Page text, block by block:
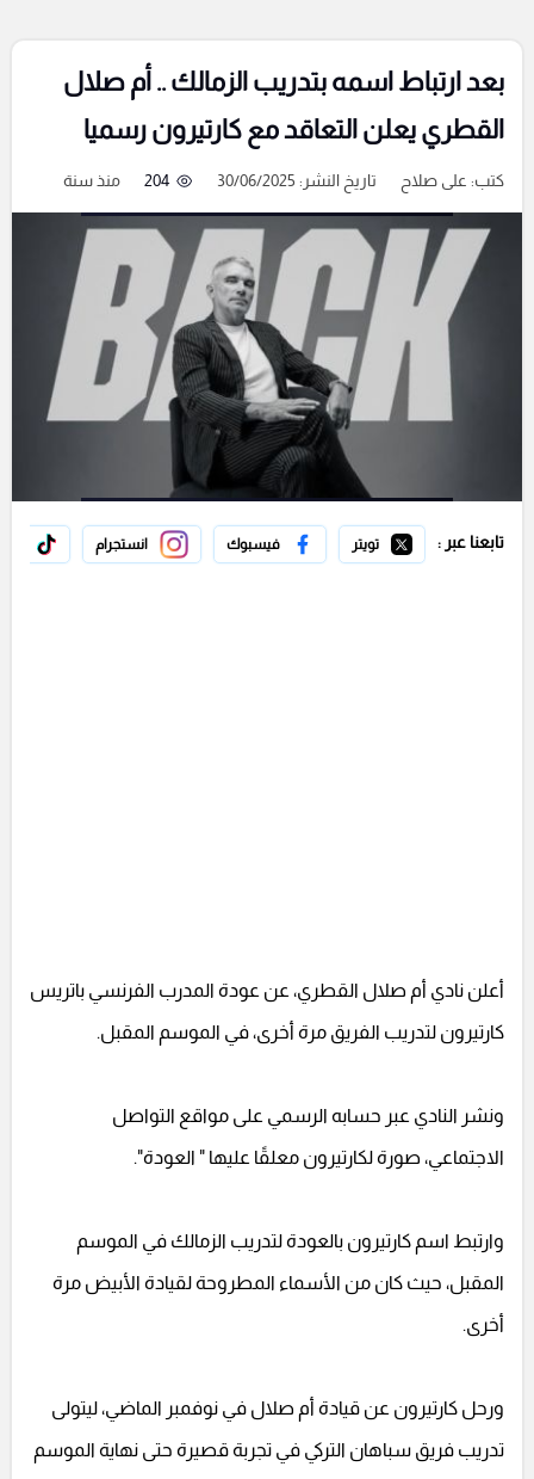
بعد ارتباط اسمه بتدريب الزمالك .. أم صلال
القطري يعلن التعاقد مع كارتيرون رسميا
كتب: على صلاح تاريخ النشر: 30/06/2025 204 منذ سنة
تابعنا عبر : تويتر فيسبوك انستجرام
أعلن نادي أم صلال القطري، عن عودة المدرب الفرنسي باتريس
كارتيرون لتدريب الفريق مرة أخرى، في الموسم المقبل.
ونشر النادي عبر حسابه الرسمي على مواقع التواصل
الاجتماعي، صورة لكارتيرون معلقًا عليها " العودة".
وارتبط اسم كارتيرون بالعودة لتدريب الزمالك في الموسم
المقبل، حيث كان من الأسماء المطروحة لقيادة الأبيض مرة
أخرى.
ورحل كارتيرون عن قيادة أم صلال في نوفمبر الماضي، ليتولى
تدريب فريق سباهان التركي في تجربة قصيرة حتى نهاية الموسم